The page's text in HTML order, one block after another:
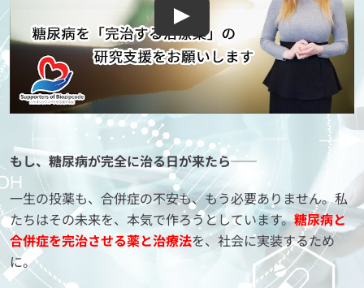
もし、糖尿病が完全に治る日が来たら──
一生の投薬も、合併症の不安も、もう必要ありません。私
たちはその未来を、本気で作ろうとしています。糖尿病と
合併症を完治させる薬と治療法を、社会に実装するため
に。